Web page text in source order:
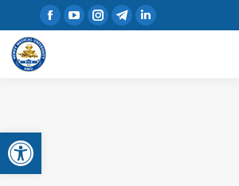
Open toolbar